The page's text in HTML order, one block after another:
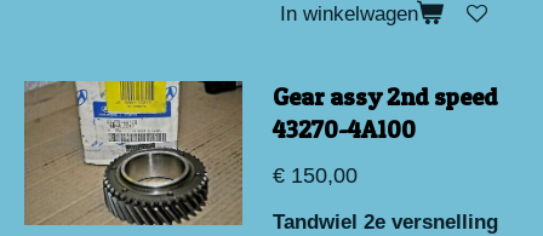
In winkelwagen
Gear assy 2nd speed
43270-4A100
€ 150,00
Tandwiel 2e versnelling